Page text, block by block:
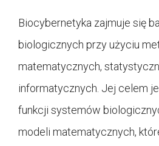
Biocybernetyka zajmuje się
biologicznych przy użyciu
matematycznych,
informatycznych. Jej celem
funkcji systemów
modeli matematycznych,